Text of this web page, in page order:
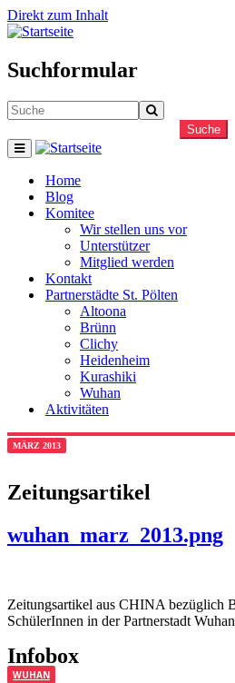
Direkt zum Inhalt
Suchformular
Suche
Home
Blog
Komitee
Wir stellen uns vor
Unterstützer
Mitglied werden
Kontakt
Partnerstädte St. Pölten
Altoona
Brünn
Clichy
Heidenheim
Kurashiki
Wuhan
Aktivitäten
MÄRZ 2013
Zeitungsartikel
wuhan_marz_2013.png
Zeitungsartikel aus CHINA bezüglich
SchülerInnen in der Partnerstadt
Infobox
WUHAN